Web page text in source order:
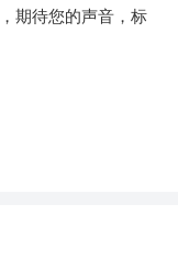
，期待您的声音，标